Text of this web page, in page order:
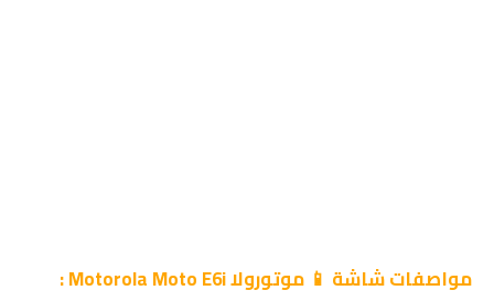
مواصفات شاشة 📱 موتورولا Motorola Moto E6i :